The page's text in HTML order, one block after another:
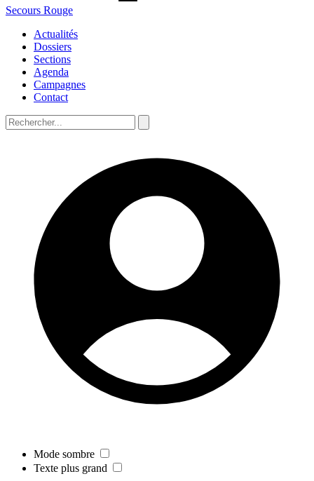
Secours Rouge
Actualités
Dossiers
Sections
Agenda
Campagnes
Contact
Mode sombre
Texte plus grand